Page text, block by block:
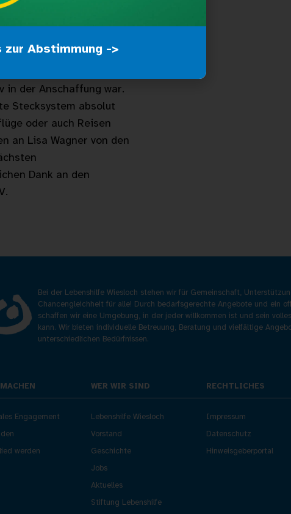
auf eine Gruppe der
Rahmen der
und wurde
eine willkommene
in der Anschaffung war.
Stecksystem absolut
oder auch Reisen
an Lisa Wagner von den
Dank an den
Bei der Lebenshilfe Wiesloch stehen wir für Gemeinschaft,
Chancengleichheit für alle! Durch bedarfsgerechte Angebote und ein
schaffen wir eine Umgebung, in der jeder willkommen ist und sein
kann. Wir bieten individuelle Betreuung, Beratung und vielfältige
unterschiedlichen Bedürfnissen.
Engagement
werden
WER WIR SIND
Lebenshilfe Wiesloch
Vorstand
Geschichte
Jobs
Aktuelles
Stiftung Lebenshilfe
RECHTLICHES
Impressum
Datenschutz
Hinweisgeberportal
zur Abstimmung ->